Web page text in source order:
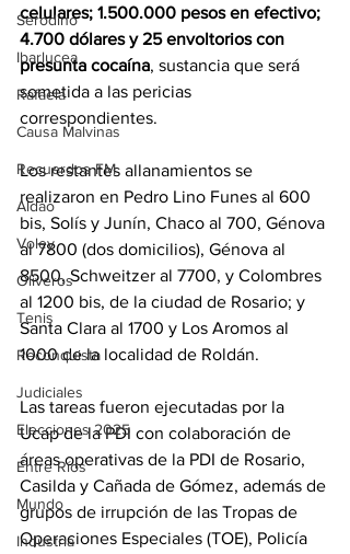
Serodino
Ibarlucea
Rafaela
Causa Malvinas
Recuerdos FM
Aldao
Voley
Oliveros
Tenis
Reconquista
Judiciales
Elecciones 2025
Entre Ríos
Mundo
Industria
celulares; 1.500.000 pesos en efectivo;
4.700 dólares y 25 envoltorios con
presunta cocaína, sustancia que será
sometida a las pericias
correspondientes.
Los restantes allanamientos se
realizaron en Pedro Lino Funes al 600
bis, Solís y Junín, Chaco al 700, Génova
al 7800 (dos domicilios), Génova al
8500, Schweitzer al 7700, y Colombres
al 1200 bis, de la ciudad de Rosario; y
Santa Clara al 1700 y Los Aromos al
1000 de la localidad de Roldán.
Las tareas fueron ejecutadas por la
Ucap de la PDI con colaboración de
áreas operativas de la PDI de Rosario,
Casilda y Cañada de Gómez, además de
grupos de irrupción de las Tropas de
Operaciones Especiales (TOE), Policía